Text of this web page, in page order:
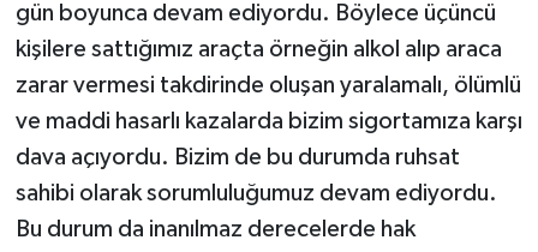
gün boyunca devam ediyordu. Böylece üçüncü
kişilere sattığımız araçta örneğin alkol alıp araca
zarar vermesi takdirinde oluşan yaralamalı, ölümlü
ve maddi hasarlı kazalarda bizim sigortamıza karşı
dava açıyordu. Bizim de bu durumda ruhsat
sahibi olarak sorumluluğumuz devam ediyordu.
Bu durum da inanılmaz derecelerde hak